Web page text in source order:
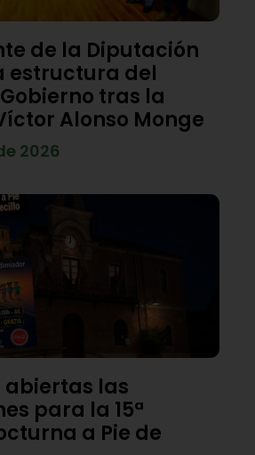
de la Diputación
estructura del
tras la
Alonso Monge
2026
las
para la 15ª
a Pie de